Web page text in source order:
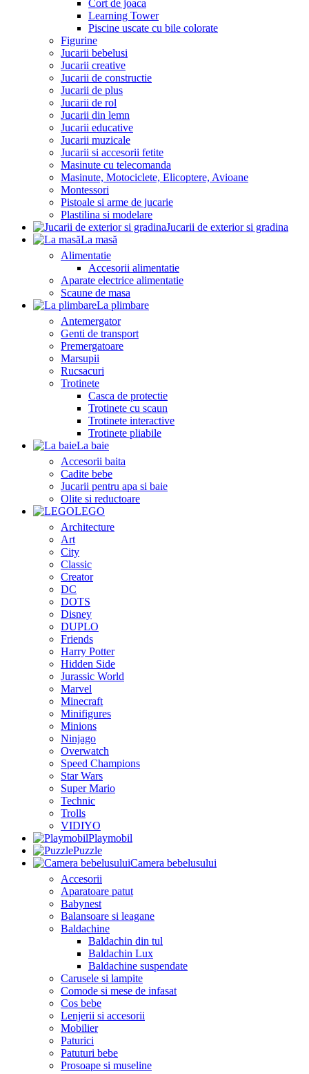
Cort de joaca
Learning Tower
Piscine uscate cu bile colorate
Figurine
Jucarii bebelusi
Jucarii creative
Jucarii de constructie
Jucarii de plus
Jucarii de rol
Jucarii din lemn
Jucarii educative
Jucarii muzicale
Jucarii si accesorii fetite
Masinute cu telecomanda
Masinute, Motociclete, Elicoptere, Avioane
Montessori
Pistoale si arme de jucarie
Plastilina si modelare
Jucarii de exterior si gradina
La masă
Alimentatie
Accesorii alimentatie
Aparate electrice alimentatie
Scaune de masa
La plimbare
Antemergator
Genti de transport
Premergatoare
Marsupii
Rucsacuri
Trotinete
Casca de protectie
Trotinete cu scaun
Trotinete interactive
Trotinete pliabile
La baie
Accesorii baita
Cadite bebe
Jucarii pentru apa si baie
Olite si reductoare
LEGO
Architecture
Art
City
Classic
Creator
DC
DOTS
Disney
DUPLO
Friends
Harry Potter
Hidden Side
Jurassic World
Marvel
Minecraft
Minifigures
Minions
Ninjago
Overwatch
Speed Champions
Star Wars
Super Mario
Technic
Trolls
VIDIYO
Playmobil
Puzzle
Camera bebelusului
Accesorii
Aparatoare patut
Babynest
Balansoare si leagane
Baldachine
Baldachin din tul
Baldachin Lux
Baldachine suspendate
Carusele si lampite
Comode si mese de infasat
Cos bebe
Lenjerii si accesorii
Mobilier
Paturici
Patuturi bebe
Prosoape si museline